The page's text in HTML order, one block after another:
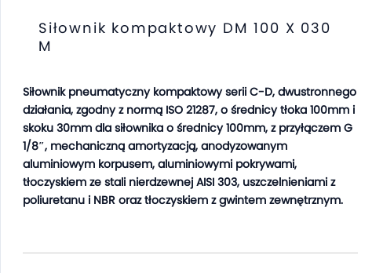
Siłownik kompaktowy DM 100 X 030
M
Siłownik pneumatyczny kompaktowy serii C-D, dwustronnego
działania, zgodny z normą ISO 21287, o średnicy tłoka 100mm i
skoku 30mm dla siłownika o średnicy 100mm, z przyłączem G
1/8″, mechaniczną amortyzacją, anodyzowanym
aluminiowym korpusem, aluminiowymi pokrywami,
tłoczyskiem ze stali nierdzewnej AISI 303, uszczelnieniami z
poliuretanu i NBR oraz tłoczyskiem z gwintem zewnętrznym.